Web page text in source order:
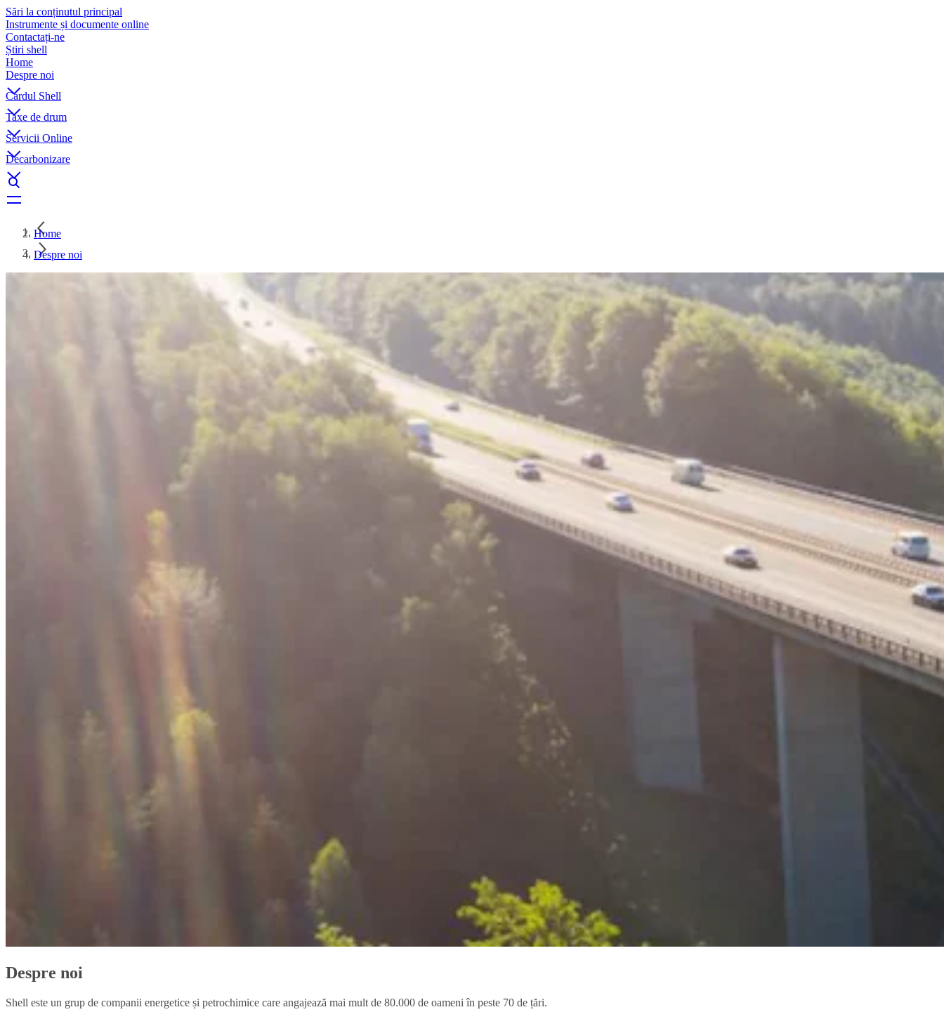
Sări la conținutul principal
Instrumente și documente online
Contactați-ne
Știri shell
Home
Despre noi
Cardul Shell
Taxe de drum
Servicii Online
Decarbonizare
Home
Despre noi
Despre noi
Shell este un grup de companii energetice și petrochimice care angajează mai mult de 80.000 de oameni în peste 70 de țări.